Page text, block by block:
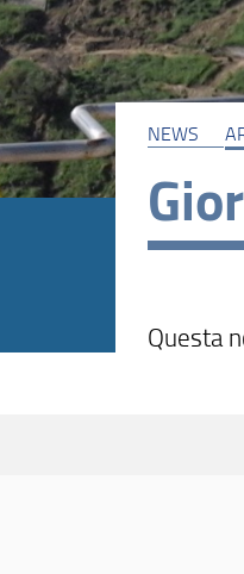
NEWS
Questa